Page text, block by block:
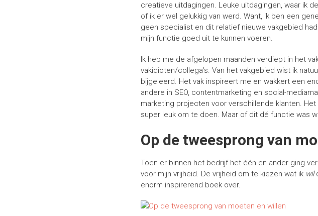
creatieve uitdagingen. Leuke uitdagingen, waar ik
of ik er wel gelukkig van werd. Want, ik ben een
geen specialist en dit relatief nieuwe vakgebied
mijn functie goed uit te kunnen voeren.
Ik heb me de afgelopen maanden verdiept in het
vakidioten/collega’s. Van het vakgebied wist ik
bijgeleerd. Het vak inspireert me en wakkert een
andere in SEO, contentmarketing en social-
marketing projecten voor verschillende klanten.
super leuk om te doen. Maar of dit dé functie was
Op de tweesprong van
Toen er binnen het bedrijf het één en ander ging
voor mijn vrijheid. De vrijheid om te kiezen wat ik wil
enorm inspirerend boek over.